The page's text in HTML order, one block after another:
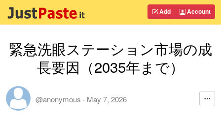
Add Account
緊急洗眼ステーション市場の成
長要因（2035年まで）
@anonymous · May 7, 2026